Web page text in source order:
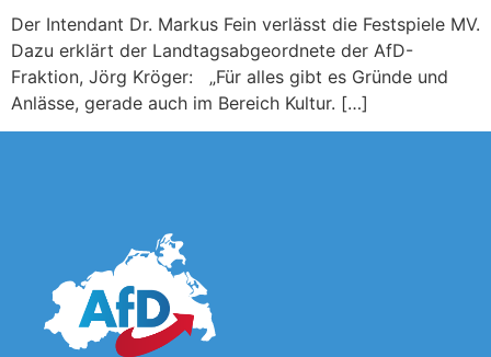
Der Intendant Dr. Markus Fein verlässt die Festspiele MV.
Dazu erklärt der Landtagsabgeordnete der AfD-
Fraktion, Jörg Kröger: „Für alles gibt es Gründe und
Anlässe, gerade auch im Bereich Kultur. […]